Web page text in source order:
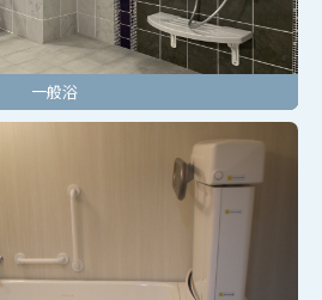
一般浴